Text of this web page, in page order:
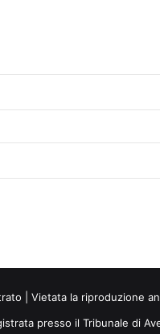
| Vietata la riproduzione
presso il Tribunale di